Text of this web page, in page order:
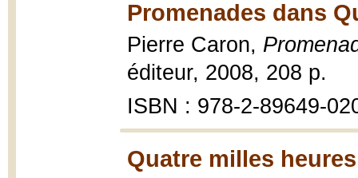
Promenades dans
Pierre Caron,
éditeur, 2008, 208 p.
ISBN : 978-2-89649-
Quatre milles